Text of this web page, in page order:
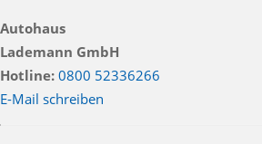
Autohaus
Lademann GmbH
Hotline: 0800 52336266
E-Mail schreiben